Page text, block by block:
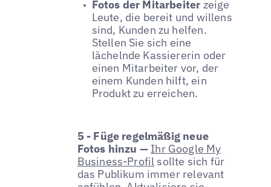
Fotos der Mitarbeiter zeige
Leute, die bereit und willens
sind, Kunden zu helfen.
Stellen Sie sich eine
lächelnde Kassiererin oder
einen Mitarbeiter vor, der
einem Kunden hilft, ein
Produkt zu erreichen.
5 - Füge regelmäßig neue
Fotos hinzu — Ihr Google My
Business-Profil sollte sich für
das Publikum immer relevant